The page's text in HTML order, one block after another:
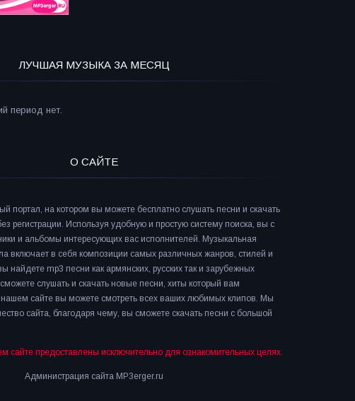
ЛУЧШАЯ МУЗЫКА ЗА МЕСЯЦ
период нет.
О САЙТЕ
портал, на котором вы можете бесплатно слушать песни и скачать
регистрации. Используя удобную и простую систему поиска, вы с
и альбомы интересующих вас исполнителей. Музыкальная
включает в себя композиции самых различных жанров, стилей и
найдете mp3 песни как армянских, русских так и зарубежных
слушать и скачать новые песни, хиты который вам
нашем сайте вы можете смотреть всех ваших любимых клипов. Мы
сайта, благодаря чему, вы сможете скачать песни с большой
сайте предоставлены исключительно для ознакомительных целях.
Администрация сайта MP3erger.ru